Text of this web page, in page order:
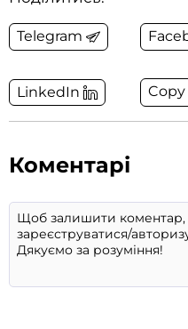
Telegram
LinkedIn
Коментарі